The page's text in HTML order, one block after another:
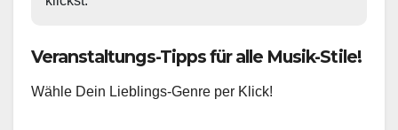
Veranstaltungs-Tipps für alle Musik-Stile!
Wähle Dein Lieblings-Genre per Klick!